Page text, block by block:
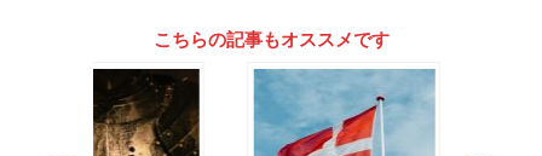
こちらの記事もオススメです